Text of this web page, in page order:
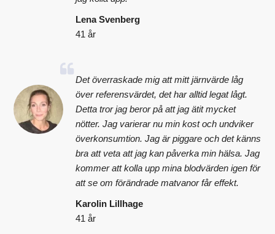
Lena Svenberg
41 år
Det överraskade mig att mitt järnvärde låg
över referensvärdet, det har alltid legat lågt.
Detta tror jag beror på att jag ätit mycket
nötter. Jag varierar nu min kost och undviker
överkonsumtion. Jag är piggare och det känns
bra att veta att jag kan påverka min hälsa. Jag
kommer att kolla upp mina blodvärden igen för
att se om förändrade matvanor får effekt.
Karolin Lillhage
41 år